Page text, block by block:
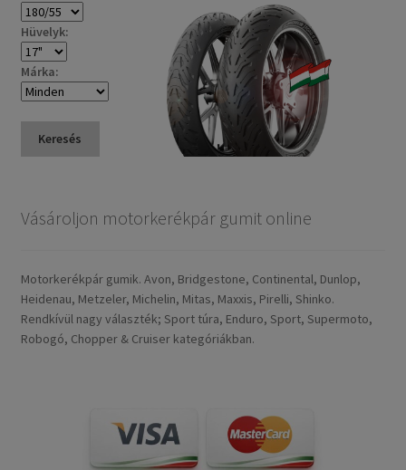
Hüvelyk:
Márka:
Keresés
Vásároljon motorkerékpár gumit online
Motorkerékpár gumik. Avon, Bridgestone, Continental, Dunlop,
Heidenau, Metzeler, Michelin, Mitas, Maxxis, Pirelli, Shinko.
Rendkívül nagy választék; Sport túra, Enduro, Sport, Supermoto,
Robogó, Chopper & Cruiser kategóriákban.